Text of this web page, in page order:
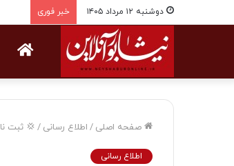
دوشنبه ۱۲ مرداد ۱۴۰۵ خبر فوری
صفحه اصلی / اطلاع رسانی / 💢 ثبت
اطلاع رسانی